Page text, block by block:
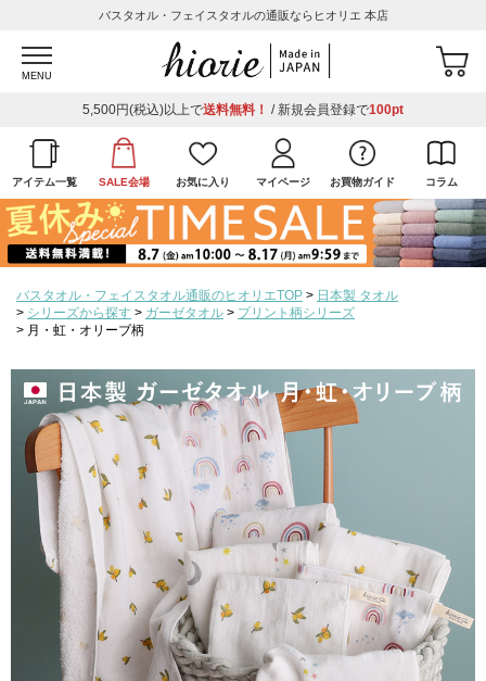
バスタオル・フェイスタオルの通販ならヒオリエ 本店
MENU
5,500円(税込)以上で送料無料！ / 新規会員登録で100pt
アイテム一覧 SALE会場 お気に入り マイページ お買物ガイド コラム
バスタオル・フェイスタオル通販のヒオリエTOP
日本製 タオル
シリーズから探す
ガーゼタオル
プリント柄シリーズ
月・虹・オリーブ柄